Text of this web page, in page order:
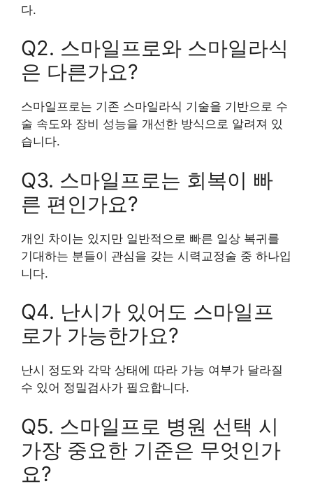
다.
Q2. 스마일프로와 스마일라식
은 다른가요?
스마일프로는 기존 스마일라식 기술을 기반으로 수
술 속도와 장비 성능을 개선한 방식으로 알려져 있
습니다.
Q3. 스마일프로는 회복이 빠
른 편인가요?
개인 차이는 있지만 일반적으로 빠른 일상 복귀를
기대하는 분들이 관심을 갖는 시력교정술 중 하나입
니다.
Q4. 난시가 있어도 스마일프
로가 가능한가요?
난시 정도와 각막 상태에 따라 가능 여부가 달라질
수 있어 정밀검사가 필요합니다.
Q5. 스마일프로 병원 선택 시
가장 중요한 기준은 무엇인가
요?